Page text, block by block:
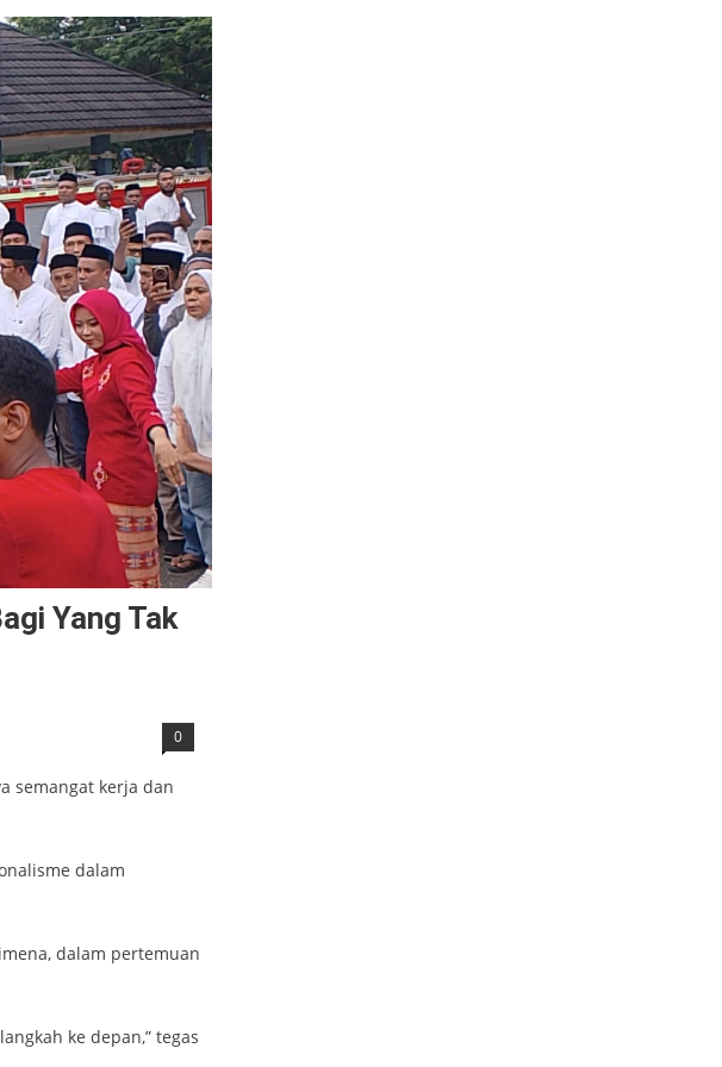
Yang Tak
0
semangat kerja dan
dalam
dalam pertemuan
ke depan,” tegas